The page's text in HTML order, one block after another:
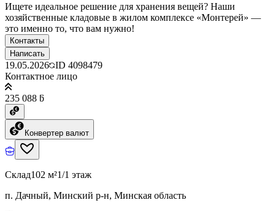
Ищете идеальное решение для хранения вещей? Наши
хозяйственные кладовые в жилом комплексе «Монтерей» —
это именно то, что вам нужно!
Контакты
Написать
19.05.2026 ID 4098479
Контактное лицо
235 088 ƃ
Конвертер валют
Склад102 м²1/1 этаж
п. Дачный, Минский р-н, Минская область